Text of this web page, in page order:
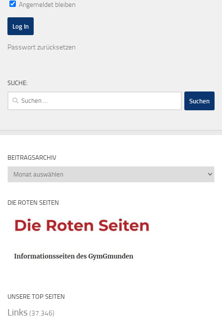
Angemeldet bleiben
Passwort zurücksetzen
SUCHE:
Suchen
BEITRAGSARCHIV
Beitragsarchiv
DIE ROTEN SEITEN
UNSERE TOP SEITEN
Links (37.346)